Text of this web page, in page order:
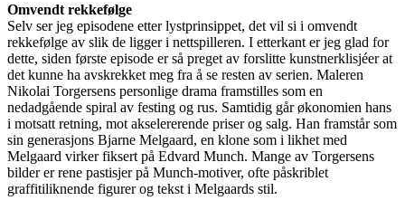
Omvendt rekkefølge
Selv ser jeg episodene etter lystprinsippet, det vil si i omvendt
rekkefølge av slik de ligger i nettspilleren. I etterkant er jeg glad for
dette, siden første episode er så preget av forslitte kunstnerklisjéer at
det kunne ha avskrekket meg fra å se resten av serien. Maleren
Nikolai Torgersens personlige drama framstilles som en
nedadgående spiral av festing og rus. Samtidig går økonomien hans
i motsatt retning, mot akselererende priser og salg. Han framstår som
sin generasjons Bjarne Melgaard, en klone som i likhet med
Melgaard virker fiksert på Edvard Munch. Mange av Torgersens
bilder er rene pastisjer på Munch-motiver, ofte påskriblet
graffitiliknende figurer og tekst i Melgaards stil.